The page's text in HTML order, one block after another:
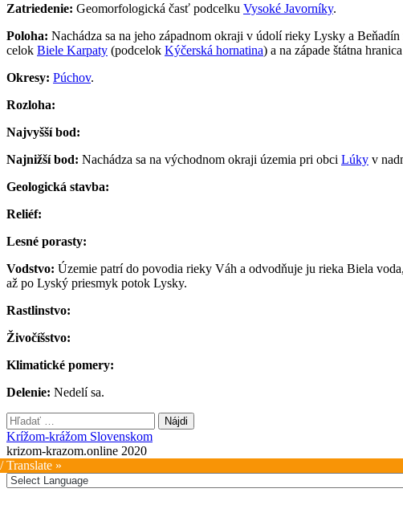
Zatriedenie: Geomorfologická časť podcelku Vysoké Javorníky.
Poloha: Nachádza sa na jeho západnom okraji v údolí rieky Lysky a Beňadín
celok Biele Karpaty (podcelok Kýčerská hornatina) a na západe štátna
Okresy: Púchov.
Rozloha:
Najvyšší bod:
Najnižší bod: Nachádza sa na východnom okraji územia pri obci Lúky v
Geologická stavba:
Reliéf:
Lesné porasty:
Vodstvo: Územie patrí do povodia rieky Váh a odvodňuje ju rieka Biela
až po Lyský priesmyk potok Lysky.
Rastlinstvo:
Živočíšstvo:
Klimatické pomery:
Delenie: Nedelí sa.
Hľadať:
Krížom-krážom Slovenskom
krizom-krazom.online 2020
Translate »